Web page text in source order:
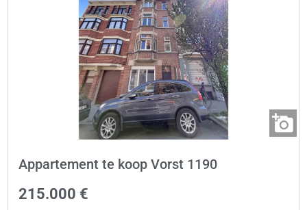
Appartement te koop Vorst 1190
215.000 €